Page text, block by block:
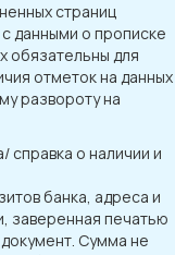
страниц
данными о прописке
обязательны для
отметок на данных
развороту на
справка о наличии и
банка, адреса и
заверенная печатью
Сумма не